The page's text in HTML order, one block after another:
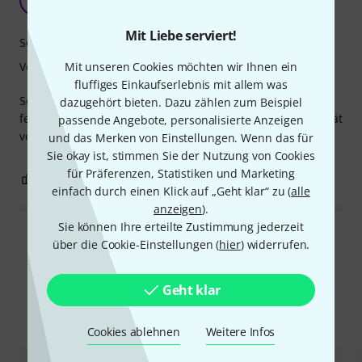
Mit Liebe serviert!
Mit unseren Cookies möchten wir Ihnen ein
fluffiges Einkaufserlebnis mit allem was
dazugehört bieten. Dazu zählen zum Beispiel
passende Angebote, personalisierte Anzeigen
und das Merken von Einstellungen. Wenn das für
Sie okay ist, stimmen Sie der Nutzung von Cookies
für Präferenzen, Statistiken und Marketing
einfach durch einen Klick auf „Geht klar“ zu (alle
anzeigen).
Sie können Ihre erteilte Zustimmung jederzeit
über die Cookie-Einstellungen (hier) widerrufen.
Geht klar
Cookies ablehnen Weitere Infos
Schon etliche Varianten gekauft und benutzt, nie eine
fehlerhafte Saite bekommen, man kann sich auf die Qualität
verlassen.
Sound
Verarbeitung
0 BEWERTUNG MELDEN
Alle Bewertungen lesen
Alternativen vergleichen